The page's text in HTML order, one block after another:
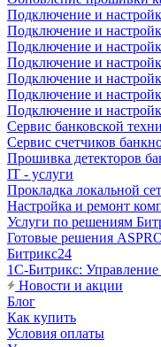
Подключение и
Подключение и
Подключение и
Подключение и
Подключение и
Подключение и
Подключение и
Сервис банковской
Сервис счетчиков
Прошивка детекторов
IT - услуги
Прокладка локальной
Настройка и ремонт
Услуги по решениям
Готовые решения
Битрикс24
1С-Битрикс: Управление
Новости и акции
Блог
Как купить
Условия оплаты